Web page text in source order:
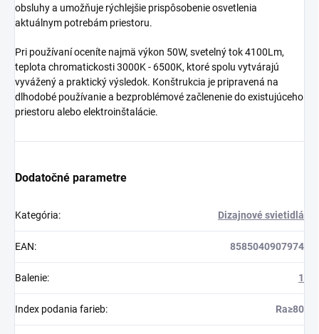
obsluhy a umožňuje rýchlejšie prispôsobenie osvetlenia
aktuálnym potrebám priestoru.
Pri používaní oceníte najmä výkon 50W, svetelný tok 4100Lm,
teplota chromatickosti 3000K - 6500K, ktoré spolu vytvárajú
vyvážený a praktický výsledok. Konštrukcia je pripravená na
dlhodobé používanie a bezproblémové začlenenie do existujúceho
priestoru alebo elektroinštalácie.
Dodatočné parametre
Kategória: Dizajnové svietidlá
EAN: 8585040907974
Balenie: 1
Index podania farieb: Ra≥80